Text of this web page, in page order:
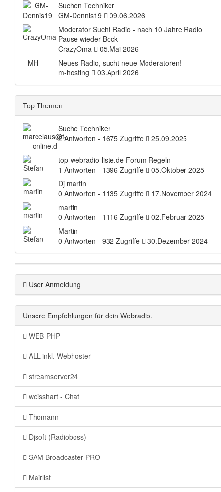
Suchen Techniker
GM-Dennis19
09.06.2026
Moderator Sucht Radio - nach 10 Jahre Radio
Pause wieder Bock
CrazyOma
05.Mai 2026
MH
Neues Radio, sucht neue Moderatoren!
m-hosting
03.April 2026
Top Themen
Suche Techniker
2 Antworten - 1675 Zugriffe
25.09.2025
top-webradio-liste.de Forum Regeln
1 Antworten - 1396 Zugriffe
05.Oktober 2025
Dj martin
0 Antworten - 1135 Zugriffe
17.November 2024
martin
0 Antworten - 1116 Zugriffe
02.Februar 2025
Martin
0 Antworten - 932 Zugriffe
30.Dezember 2024
User Anmeldung
Unsere Empfehlungen für dein Webradio.
WEB-PHP
ALL-inkl. Webhoster
streamserver24
weisshart - Chat
Thomann
Djsoft (Radioboss)
SAM Broadcaster PRO
Mairlist